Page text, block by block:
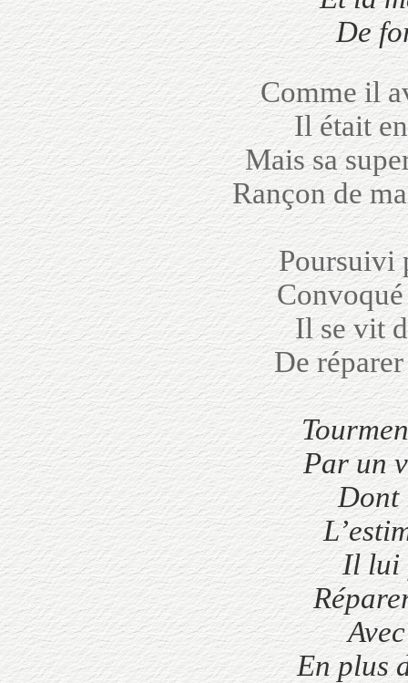
De
Comme il
Il était
Mais sa
Rançon de
Poursuivi
Il se vit
De
Par un
Dont
Il lui
En plus